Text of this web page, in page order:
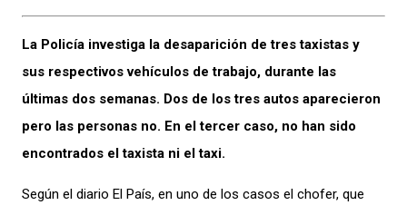
La Policía investiga la desaparición de tres taxistas y
sus respectivos vehículos de trabajo, durante las
últimas dos semanas. Dos de los tres autos aparecieron
pero las personas no. En el tercer caso, no han sido
encontrados el taxista ni el taxi.
Según el diario El País, en uno de los casos el chofer, que